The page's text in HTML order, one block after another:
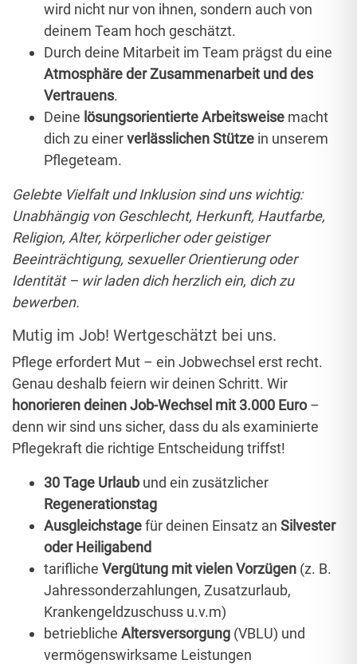
wird nicht nur von ihnen, sondern auch von
deinem Team hoch geschätzt.
Durch deine Mitarbeit im Team prägst du eine
Atmosphäre der Zusammenarbeit und des
Vertrauens.
Deine lösungsorientierte Arbeitsweise macht
dich zu einerverlässlichen Stütze in unserem
Pflegeteam.
Gelebte Vielfalt und Inklusion sind uns wichtig:
Unabhängig von Geschlecht, Herkunft, Hautfarbe,
Religion, Alter, körperlicher oder geistiger
Beeinträchtigung, sexueller Orientierung oder
Identität – wir laden dich herzlich ein, dich zu
bewerben.
Mutig im Job! Wertgeschätzt bei uns.
Pflege erfordert Mut – ein Jobwechsel erst recht.
Genau deshalb feiern wir deinen Schritt. Wir
honorieren deinen Job-Wechsel mit 3.000 Euro–
denn wir sind uns sicher, dass du als examinierte
Pflegekraft die richtige Entscheidung triffst!
30 Tage Urlaub und ein zusätzlicher
Regenerationstag
Ausgleichstagefür deinen Einsatz an Silvester
oder Heiligabend
tarifliche Vergütung mit vielen Vorzügen (z. B.
Jahressonderzahlungen, Zusatzurlaub,
Krankengeldzuschuss u.v.m)
betriebliche Altersversorgung (VBLU) und
vermögenswirksame Leistungen